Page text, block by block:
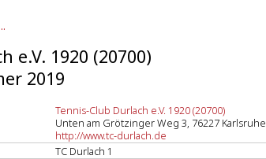
e.V. 1920 (20700)
2019
Tennis-Club Durlach e.V. 1920 (20700)
Unten am Grötzinger Weg 3, 76227 Karlsruhe
http://www.tc-durlach.de
TC Durlach 1